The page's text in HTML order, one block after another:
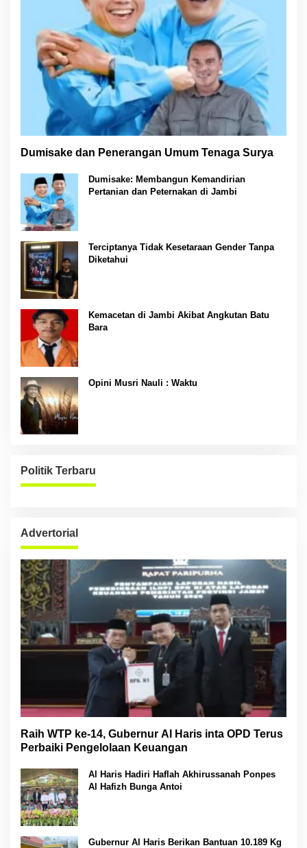
Dumisake dan Penerangan Umum Tenaga Surya
Dumisake: Membangun Kemandirian
Pertanian dan Peternakan di Jambi
Terciptanya Tidak Kesetaraan Gender Tanpa
Diketahui
Kemacetan di Jambi Akibat Angkutan Batu
Bara
Opini Musri Nauli : Waktu
Politik Terbaru
Advertorial
Raih WTP ke-14, Gubernur Al Haris inta OPD Terus
Perbaiki Pengelolaan Keuangan
Al Haris Hadiri Haflah Akhirussanah Ponpes
Al Hafizh Bunga Antoi
Gubernur Al Haris Berikan Bantuan 10.189 Kg